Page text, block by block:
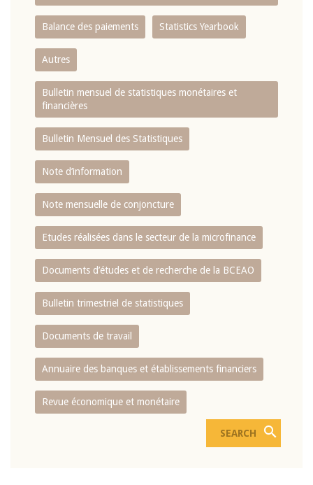
Balance des paiements Statistics Yearbook
Autres
Bulletin mensuel de statistiques monétaires et
financières
Bulletin Mensuel des Statistiques
Note d’information
Note mensuelle de conjoncture
Etudes réalisées dans le secteur de la microfinance
Documents d’études et de recherche de la BCEAO
Bulletin trimestriel de statistiques
Documents de travail
Annuaire des banques et établissements financiers
Revue économique et monétaire